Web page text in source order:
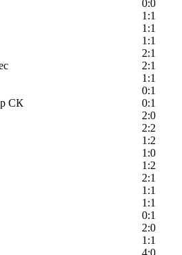
0:0
1:1
1:1
1:1
2:1
2:1
1:1
0:1
СК
0:1
2:0
2:2
1:2
1:0
1:2
2:1
1:1
1:1
0:1
2:0
1:1